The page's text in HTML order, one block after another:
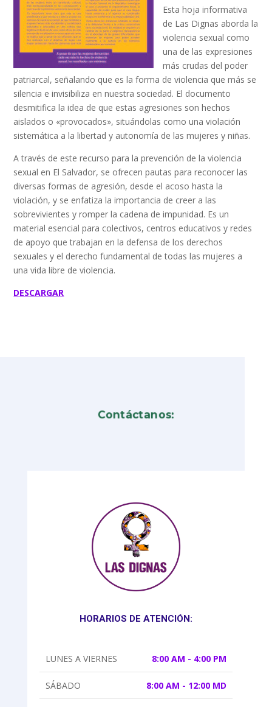
Esta hoja informativa
de Las Dignas aborda la
violencia sexual como
una de las expresiones
más crudas del poder
patriarcal, señalando que es la forma de violencia que más se
silencia e invisibiliza en nuestra sociedad. El documento
desmitifica la idea de que estas agresiones son hechos
aislados o «provocados», situándolas como una violación
sistemática a la libertad y autonomía de las mujeres y niñas.
A través de este recurso para la prevención de la violencia
sexual en El Salvador, se ofrecen pautas para reconocer las
diversas formas de agresión, desde el acoso hasta la
violación, y se enfatiza la importancia de creer a las
sobrevivientes y romper la cadena de impunidad. Es un
material esencial para colectivos, centros educativos y redes
de apoyo que trabajan en la defensa de los derechos
sexuales y el derecho fundamental de todas las mujeres a
una vida libre de violencia.
DESCARGAR
Contáctanos:
HORARIOS DE ATENCIÓN:
LUNES A VIERNES 8:00 AM - 4:00 PM
SÁBADO 8:00 AM - 12:00 MD